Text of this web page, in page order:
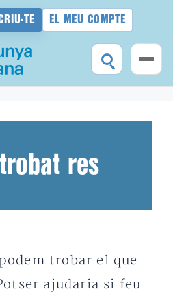
TE EL MEU COMPTE
res
trobar el que
ajudaria si feu